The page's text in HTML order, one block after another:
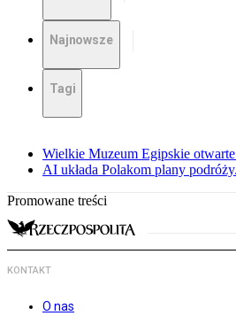
Najnowsze
Tagi
Wielkie Muzeum Egipskie
AI układa Polakom plany
Promowane treści
KONTAKT
O nas